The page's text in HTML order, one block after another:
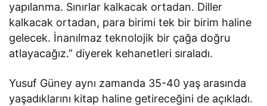
yapılanma. Sınırlar kalkacak ortadan. Diller
kalkacak ortadan, para birimi tek bir birim haline
gelecek. İnanılmaz teknolojik bir çağa doğru
atlayacağız.” diyerek kehanetleri sıraladı.
Yusuf Güney aynı zamanda 35-40 yaş arasında
yaşadıklarını kitap haline getireceğini de açıkladı.